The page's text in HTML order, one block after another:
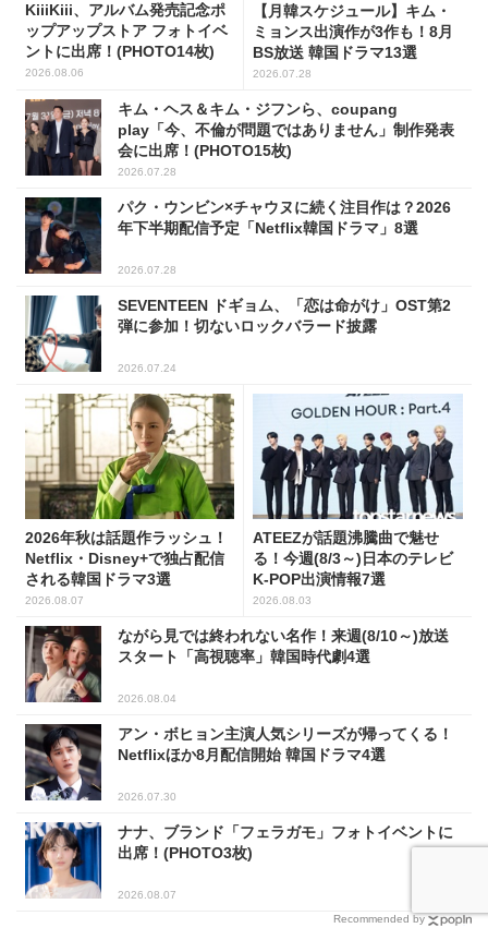
KiiiKiii、アルバム発売記念ポ
ップアップストア フォトイベ
ントに出席！(PHOTO14枚)
2026.08.06
【月韓スケジュール】キム・
ミョンス出演作が3作も！8月
BS放送 韓国ドラマ13選
2026.07.28
キム・ヘス＆キム・ジフンら、coupang
play「今、不倫が問題ではありません」制作発表
会に出席！(PHOTO15枚)
2026.07.28
パク・ウンビン×チャウヌに続く注目作は？2026
年下半期配信予定「Netflix韓国ドラマ」8選
2026.07.28
SEVENTEEN ドギョム、「恋は命がけ」OST第2
弾に参加！切ないロックバラード披露
2026.07.24
2026年秋は話題作ラッシュ！
Netflix・Disney+で独占配信
される韓国ドラマ3選
2026.08.07
ATEEZが話題沸騰曲で魅せ
る！今週(8/3～)日本のテレビ
K-POP出演情報7選
2026.08.03
ながら見では終われない名作！来週(8/10～)放送
スタート「高視聴率」韓国時代劇4選
2026.08.04
アン・ボヒョン主演人気シリーズが帰ってくる！
Netflixほか8月配信開始 韓国ドラマ4選
2026.07.30
ナナ、ブランド「フェラガモ」フォトイベントに
出席！(PHOTO3枚)
2026.08.07
Recommended by